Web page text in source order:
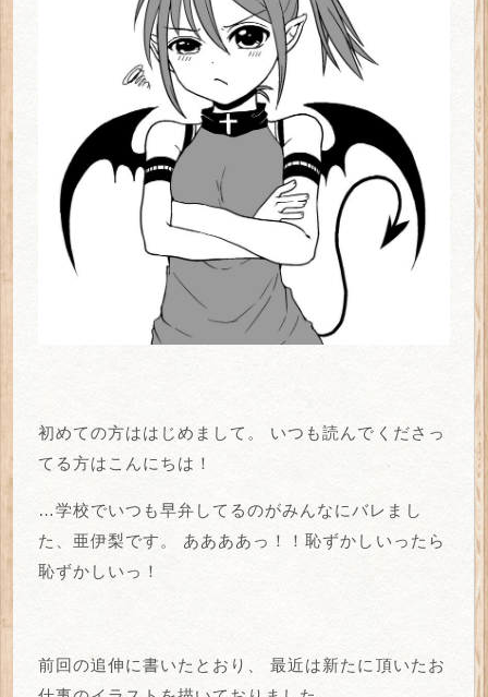
初めての方ははじめまして。
いつも読んでくださっ
てる方はこんにちは！
…学校でいつも早弁してるのがみんなにバレまし
た、亜伊梨です。
ああああっ！！恥ずかしいったら
恥ずかしいっ！
前回の追伸に書いたとおり、
最近は新たに頂いたお